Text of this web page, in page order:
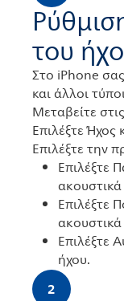
του
Στο iPhone
και άλλοι
Μεταβείτε
Επιλέξτε
Επιλέξτε την
Επιλέξτε
Επιλέξτε
Επιλέξτε
ήχου.
2